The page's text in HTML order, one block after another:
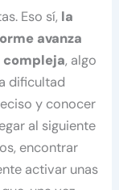
Eso sí, la
avanza
compleja, algo
dificultad
y conocer
al siguiente
encontrar
activar unas